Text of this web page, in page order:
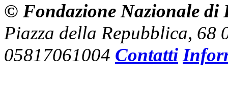
© Fondazione Nazionale di
Piazza della Repubblica, 68
05817061004 Contatti